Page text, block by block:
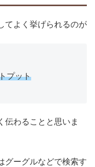
てよく挙げられるのが
プット
伝わることと思いま
グーグルなどで検索す